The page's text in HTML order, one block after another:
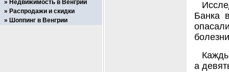
Банка
а
Недвижимость в Венгрии
Распродажи и скидки
Шоппинг в Венгрии